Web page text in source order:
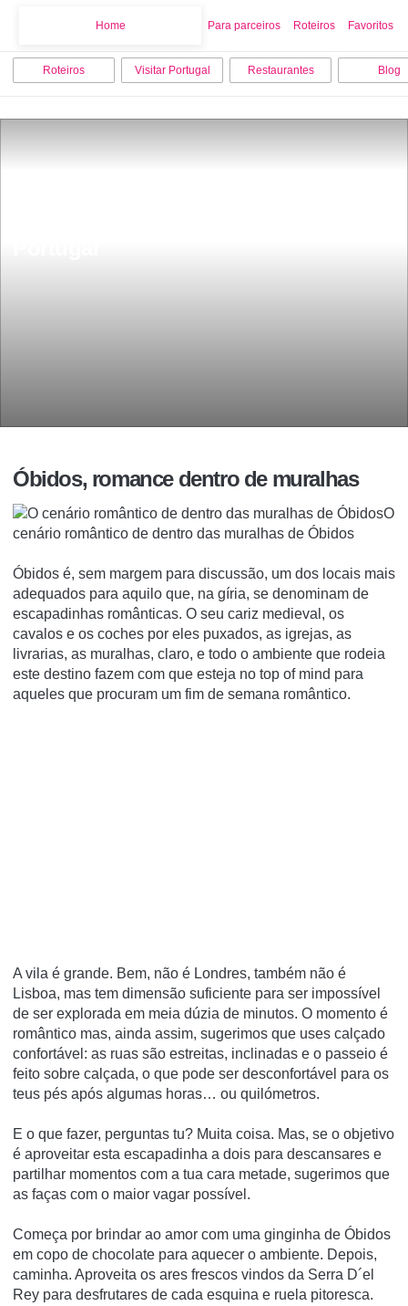
Home Para parceiros Roteiros Favoritos
Roteiros Visitar Portugal Restaurantes Blog
Óbidos, romance dentro de muralhas
O
cenário romântico de dentro das muralhas de Óbidos
Óbidos é, sem margem para discussão, um dos locais mais
adequados para aquilo que, na gíria, se denominam de
escapadinhas românticas. O seu cariz medieval, os
cavalos e os coches por eles puxados, as igrejas, as
livrarias, as muralhas, claro, e todo o ambiente que rodeia
este destino fazem com que esteja no top of mind para
aqueles que procuram um fim de semana romântico.
A vila é grande. Bem, não é Londres, também não é
Lisboa, mas tem dimensão suficiente para ser impossível
de ser explorada em meia dúzia de minutos. O momento é
romântico mas, ainda assim, sugerimos que uses calçado
confortável: as ruas são estreitas, inclinadas e o passeio é
feito sobre calçada, o que pode ser desconfortável para os
teus pés após algumas horas… ou quilómetros.
E o que fazer, perguntas tu? Muita coisa. Mas, se o objetivo
é aproveitar esta escapadinha a dois para descansares e
partilhar momentos com a tua cara metade, sugerimos que
as faças com o maior vagar possível.
Começa por brindar ao amor com uma ginginha de Óbidos
em copo de chocolate para aquecer o ambiente. Depois,
caminha. Aproveita os ares frescos vindos da Serra D´el
Rey para desfrutares de cada esquina e ruela pitoresca.